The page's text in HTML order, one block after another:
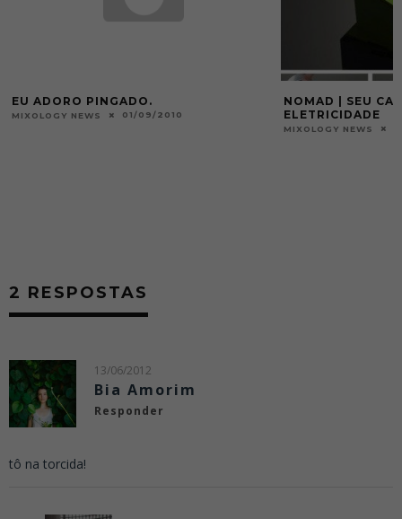
NOMAD | SEU CAFÉ SEM GASTAR
ELETRICIDADE
ROTA DO CAFÉ |
DANILO LODI 01/
2 RESPOSTAS
13/06/2012
Bia Amorim
Responder
tô na torcida!